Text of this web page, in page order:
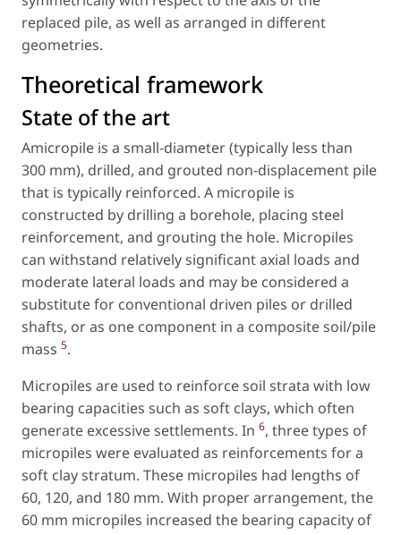
replaced pile, as well as arranged in different
geometries.
Theoretical framework
State of the art
Amicropile is a small-diameter (typically less than
300 mm), drilled, and grouted non-displacement pile
that is typically reinforced. A micropile is
constructed by drilling a borehole, placing steel
reinforcement, and grouting the hole. Micropiles
can withstand relatively significant axial loads and
moderate lateral loads and may be considered a
substitute for conventional driven piles or drilled
shafts, or as one component in a composite soil/pile
mass 5.
Micropiles are used to reinforce soil strata with low
bearing capacities such as soft clays, which often
generate excessive settlements. In 6, three types of
micropiles were evaluated as reinforcements for a
soft clay stratum. These micropiles had lengths of
60, 120, and 180 mm. With proper arrangement, the
60 mm micropiles increased the bearing capacity of